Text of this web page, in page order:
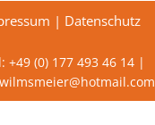
| Datenschutz
+49 (0) 177 493 46 14 |